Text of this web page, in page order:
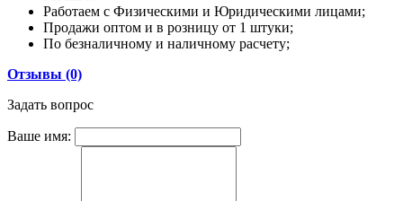
Работаем с Физическими и Юридическими лицами;
Продажи оптом и в розницу от 1 штуки;
По безналичному и наличному расчету;
Отзывы (0)
Задать вопрос
Ваше имя: